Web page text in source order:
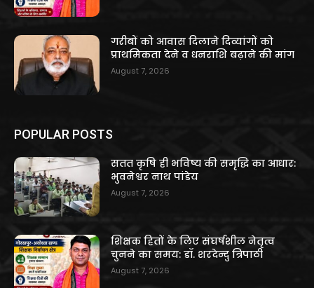
गरीबों को आवास दिलाने दिव्यांगों को
प्राथमिकता देने व धनराशि बढ़ाने की मांग
August 7, 2026
POPULAR POSTS
सतत कृषि ही भविष्य की समृद्धि का आधार:
भुवनेश्वर नाथ पांडेय
August 7, 2026
शिक्षक हितों के लिए संघर्षशील नेतृत्व
चुनने का समय: डॉ. शरदेन्दु त्रिपाठी
August 7, 2026